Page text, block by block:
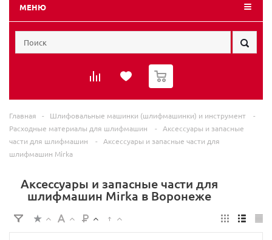
МЕНЮ
0
Главная - Шлифовальные машинки (шлифмашинки) и инструмент
-
Расходные материалы для шлифмашин
-
Аксессуары и запасные
части для шлифмашин
-
Аксессуары и запасные части для
шлифмашин Mirka
Аксессуары и запасные части для
шлифмашин Mirka в Воронеже